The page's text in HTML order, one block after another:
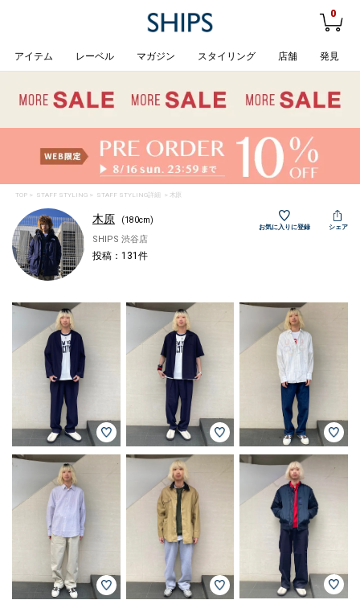
0
アイテム レーベル マガジン スタイリング 店舗 発見
TOP> STAFF STYLING> STAFF STYLING詳細 > 木原
木原 (180cm)
SHIPS 渋谷店
投稿：131件
お気に入りに登録 シェア